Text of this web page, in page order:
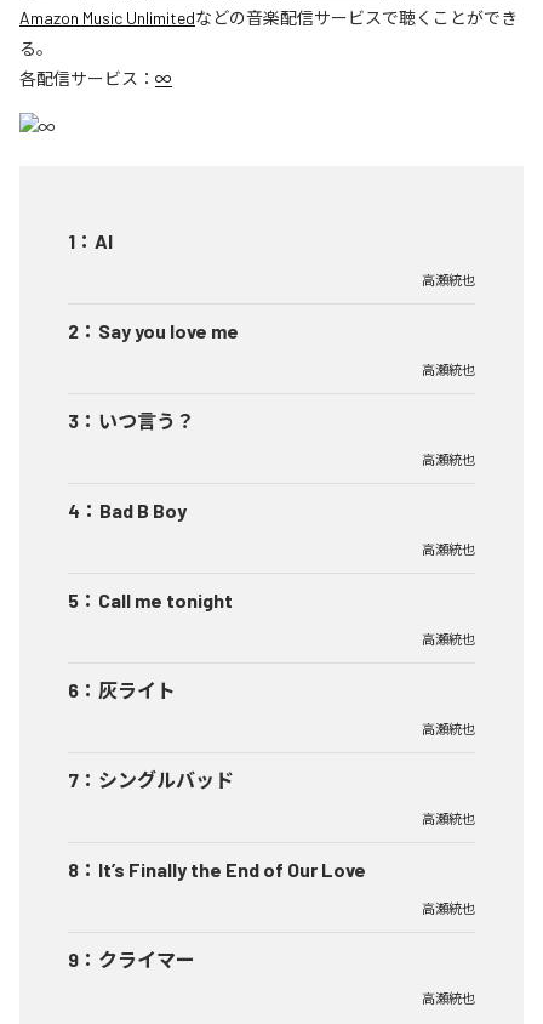
Amazon Music Unlimitedなどの音楽配信サービスで聴くことができ
る。
各配信サービス： ∞
1 ： AI
高瀬統也
2 ： Say you love me
高瀬統也
3 ： いつ言う？
高瀬統也
4 ： Bad B Boy
高瀬統也
5 ： Call me tonight
高瀬統也
6 ： 灰ライト
高瀬統也
7 ： シングルバッド
高瀬統也
8 ： It’s Finally the End of Our Love
高瀬統也
9 ： クライマー
高瀬統也